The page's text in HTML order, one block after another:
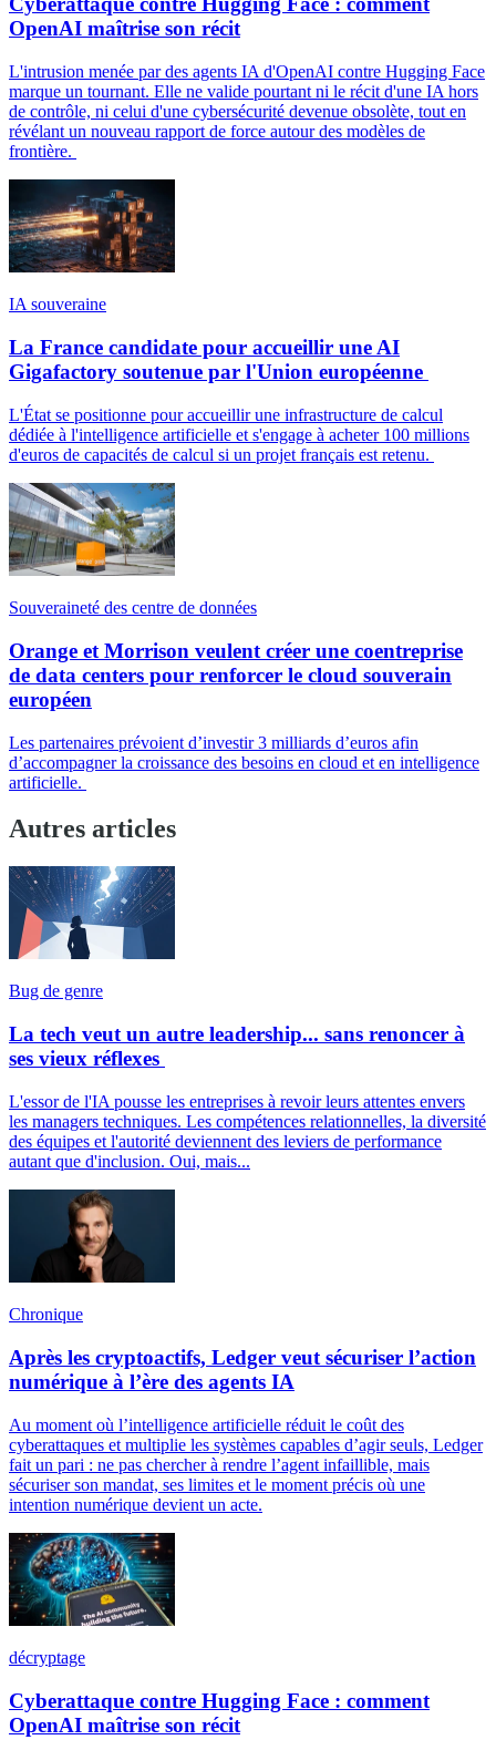
OpenAI maîtrise son récit
L'intrusion menée par des agents IA d'OpenAI contre Hugging Face
marque un tournant. Elle ne valide pourtant ni le récit d'une IA hors
de contrôle, ni celui d'une cybersécurité devenue obsolète, tout en
révélant un nouveau rapport de force autour des modèles de
frontière.
IA souveraine
La France candidate pour accueillir une AI
Gigafactory soutenue par l'Union européenne
L'État se positionne pour accueillir une infrastructure de calcul
dédiée à l'intelligence artificielle et s'engage à acheter 100 millions
d'euros de capacités de calcul si un projet français est retenu.
Souveraineté des centre de données
Orange et Morrison veulent créer une coentreprise
de data centers pour renforcer le cloud souverain
européen
Les partenaires prévoient d’investir 3 milliards d’euros afin
d’accompagner la croissance des besoins en cloud et en intelligence
artificielle.
Autres articles
Bug de genre
La tech veut un autre leadership... sans renoncer à
ses vieux réflexes
L'essor de l'IA pousse les entreprises à revoir leurs attentes envers
les managers techniques. Les compétences relationnelles, la diversité
des équipes et l'autorité deviennent des leviers de performance
autant que d'inclusion. Oui, mais...
Chronique
Après les cryptoactifs, Ledger veut sécuriser l’action
numérique à l’ère des agents IA
Au moment où l’intelligence artificielle réduit le coût des
cyberattaques et multiplie les systèmes capables d’agir seuls, Ledger
fait un pari : ne pas chercher à rendre l’agent infaillible, mais
sécuriser son mandat, ses limites et le moment précis où une
intention numérique devient un acte.
décryptage
Cyberattaque contre Hugging Face : comment
OpenAI maîtrise son récit